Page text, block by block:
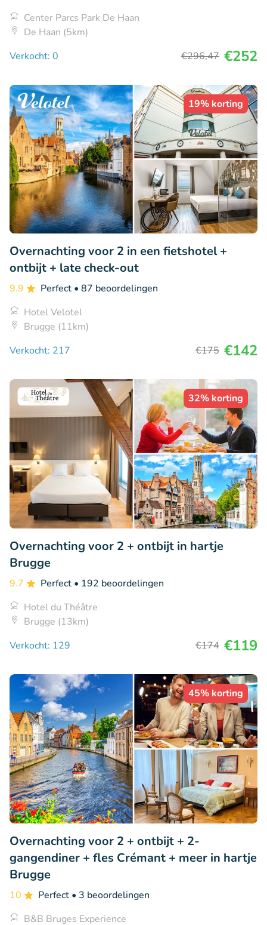
Center Parcs Park De Haan
De Haan (5km)
Verkocht: 0
€296,47 €252
19% korting
Overnachting voor 2 in een fietshotel +
ontbijt + late check-out
9.9 Perfect • 87 beoordelingen
Hotel Velotel
Brugge (11km)
Verkocht: 217
€175 €142
32% korting
Overnachting voor 2 + ontbijt in hartje
Brugge
9.7 Perfect • 192 beoordelingen
Hotel du Théâtre
Brugge (13km)
Verkocht: 129
€174 €119
45% korting
Overnachting voor 2 + ontbijt + 2-
gangendiner + fles Crémant + meer in hartje
Brugge
10 Perfect • 3 beoordelingen
B&B Bruges Experience